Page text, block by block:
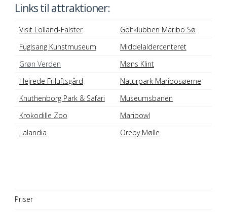
Links til attraktioner:
Visit Lolland-Falster
Golfklubben Maribo Sø
Fuglsang Kunstmuseum
Middelaldercenteret
Grøn Verden
Møns Klint
Hejrede Friluftsgård
Naturpark Maribosøerne
Knuthenborg Park & Safari
Museumsbanen
Krokodille Zoo
Maribowl
Lalandia
Oreby Mølle
Priser